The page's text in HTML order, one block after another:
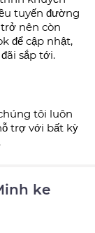
tuyến đường
nên còn
để cập nhật,
sắp tới.
tôi luôn
trợ với bất kỳ
ke